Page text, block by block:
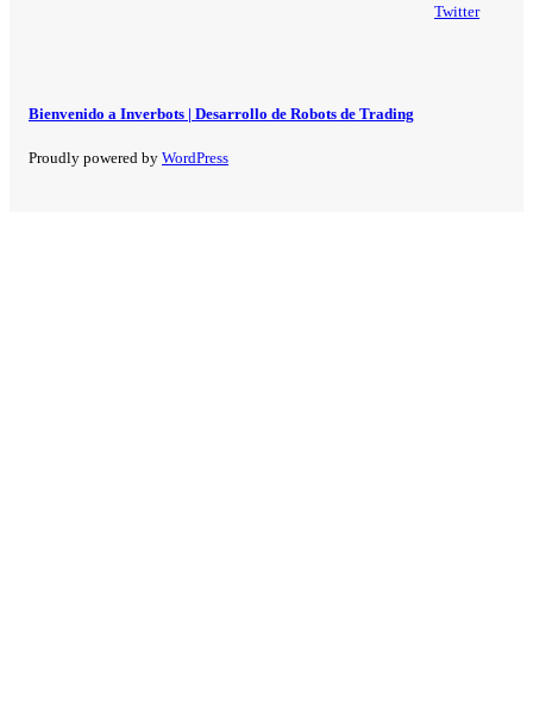
Twitter
Bienvenido a Inverbots | Desarrollo de Robots de Trading
Proudly powered by WordPress